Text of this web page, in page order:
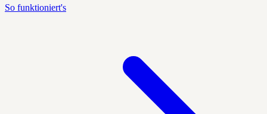
So funktioniert's